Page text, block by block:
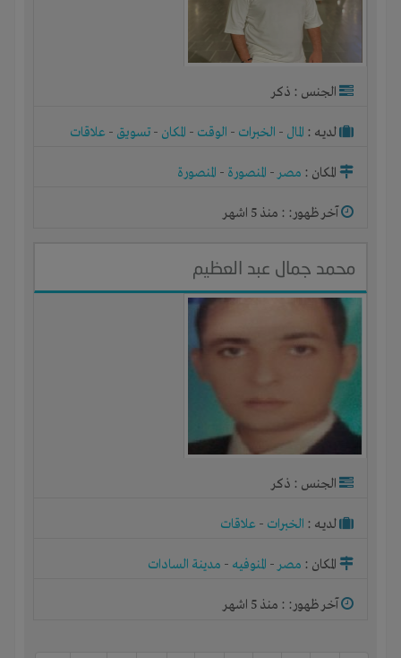
الجنس : ذكر
لديـه : المال - الخبرات - الوقت - المكان - تسويق - علاقات
المكان : مصر- المنصورة - المنصورة
آخر ظهور: : منذ 5 اشهر
محمد جمال عبد العظيم
الجنس : ذكر
لديـه : الخبرات - علاقات
المكان : مصر- المنوفيه - مدينة السادات
آخر ظهور: : منذ 5 اشهر